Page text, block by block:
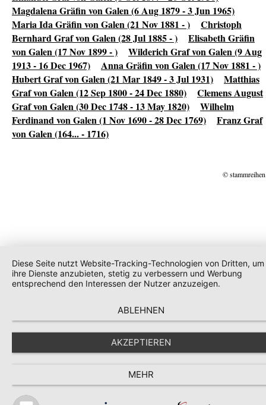
Magdalena Gräfin von Galen (6 Aug 1879 - 3 Jun 1965)
Maria Ida Gräfin von Galen (21 Nov 1881 - )
Christoph
Bernhard Graf von Galen (28 Jul 1885 - )
Elisabeth Gräfin
von Galen (17 Nov 1899 - )
Wilderich Graf von Galen (9 Aug
1913 - 16 Dec 1967)
Anna Gräfin von Galen (17 Nov 1881 - )
Hubert Graf von Galen (21 Mar 1849 - 3 Jul 1931)
Matthias
Graf von Galen (12 Sep 1800 - 24 Dec 1880)
Clemens August
Graf von Galen (30 Dec 1748 - 13 May 1820)
Wilhelm
Ferdinand von Galen (1 Nov 1690 - 28 Dec 1769)
Franz Graf
von Galen (164... - 1716)
©
Diese Seite nutzt Website-Tracking-Technologien von Dritten, um
ihre Dienste anzubieten, stetig zu verbessern und Werbung
entsprechend den Interessen der Nutzer anzuzeigen.
ABLEHNEN
AKZEPTIEREN
MEHR